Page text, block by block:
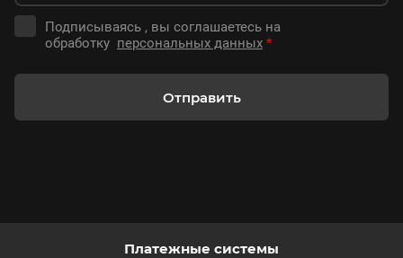
Подписываясь , вы соглашаетесь на
обработку персональных данных *
Отправить
Платежные системы